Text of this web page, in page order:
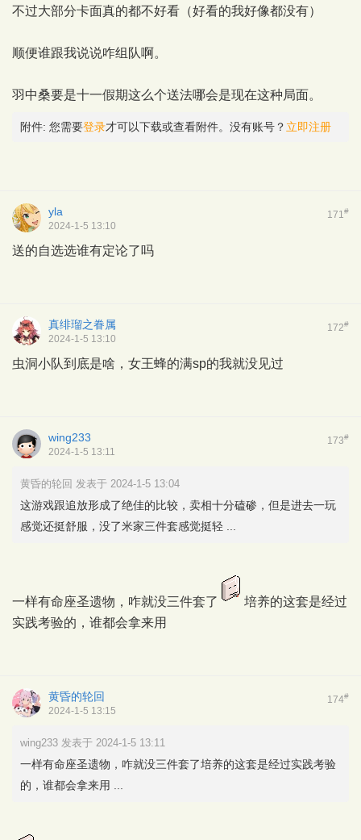
不过大部分卡面真的都不好看（好看的我好像都没有）
顺便谁跟我说说咋组队啊。
羽中桑要是十一假期这么个送法哪会是现在这种局面。
附件: 您需要登录才可以下载或查看附件。没有账号？ 立即注册
171#
yla
2024-1-5 13:10
送的自选选谁有定论了吗
172#
真绯瑠之眷属
2024-1-5 13:10
虫洞小队到底是啥，女王蜂的满sp的我就没见过
173#
wing233
2024-1-5 13:11
黄昏的轮回 发表于 2024-1-5 13:04
这游戏跟追放形成了绝佳的比较，卖相十分磕碜，但是进去一玩
感觉还挺舒服，没了米家三件套感觉挺轻 ...
一样有命座圣遗物，咋就没三件套了
培养的这套是经过
实践考验的，谁都会拿来用
174#
黄昏的轮回
2024-1-5 13:15
wing233 发表于 2024-1-5 13:11
一样有命座圣遗物，咋就没三件套了培养的这套是经过实践考验
的，谁都会拿来用 ...